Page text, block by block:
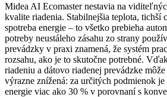
Midea AI Ecomaster nestavia na
kvalite riadenia. Stabilnejšia teplota, tichší
spotreba energie – to všetko prebieha
potreby neustáleho zásahu zo strany
prevádzky v praxi znamená, že systém
rozsahu, ako je to skutočne potrebné.
riadeniu a dátovo riadenej prevádzke
výrazne znížená: za určitých podmienok
energie viac ako 30 % v porovnaní s